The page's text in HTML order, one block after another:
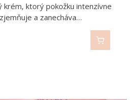
ktorý pokožku intenzívne
a zanecháva…